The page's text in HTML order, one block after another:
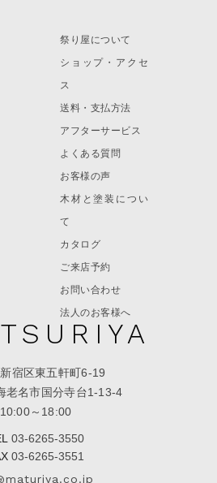
宿区東五軒町6-19
老名市国分寺台1-13-4
10:00～18:00
03-6265-3550
03-6265-3551
祭り屋について
ショップ・アクセ
ス
送料・支払方法
アフターサービス
よくある質問
お客様の声
木材と塗装につい
て
カタログ
ご来店予約
お問い合わせ
法人のお客様へ